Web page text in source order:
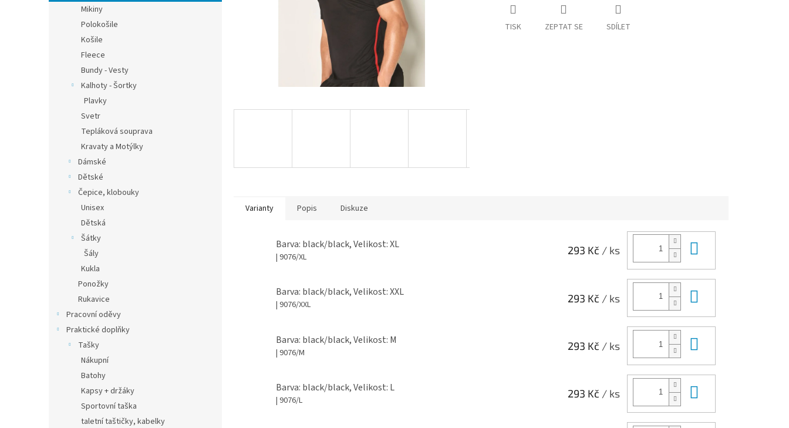
n
Mikiny
Polokošile
Košile
Fleece
Bundy - Vesty
Kalhoty - Šortky
Plavky
Svetr
Tepláková souprava
Kravaty a Motýlky
Dámské
Dětské
Čepice, klobouky
Unisex
Dětská
Šátky
Šály
Kukla
Ponožky
Rukavice
Pracovní oděvy
Praktické doplňky
Tašky
Nákupní
Batohy
Kapsy + držáky
Sportovní taška
taletní taštičky, kabelky
TISK ZEPTAT SE SDÍLET
Varianty Popis Diskuze
Barva: black/black, Velikost: XL
| 9076/XL
293 Kč / ks
Barva: black/black, Velikost: XXL
| 9076/XXL
293 Kč / ks
Barva: black/black, Velikost: M
| 9076/M
293 Kč / ks
Barva: black/black, Velikost: L
| 9076/L
293 Kč / ks